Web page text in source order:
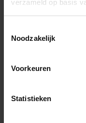
verzameld op basis
Noodzakelijk
Voorkeuren
Statistieken
telescoopsteel
Artikelnummer merk: